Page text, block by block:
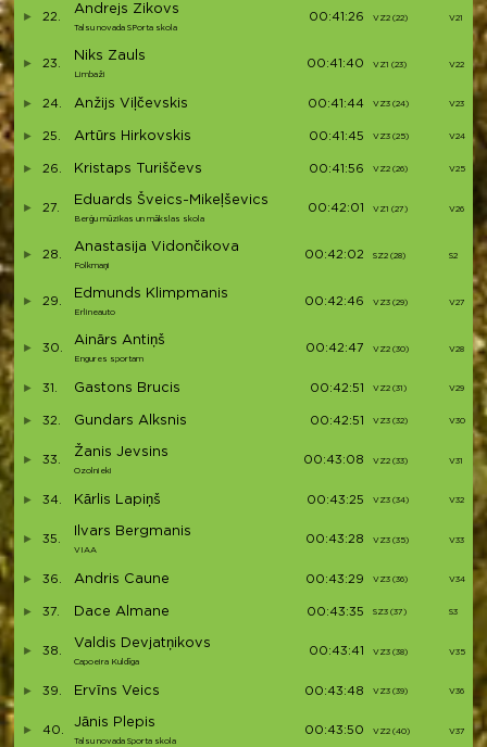
22.
Andrejs Zikovs
Talsu novada SPorta skola
00:41:26 VZ2 (22) V21
23.
Niks Zauls
Limbaži
00:41:40 VZ1 (23) V22
24. Anžijs Viļčevskis 00:41:44 VZ3 (24) V23
25. Artūrs Hirkovskis 00:41:45 VZ3 (25) V24
26. Kristaps Turiščevs 00:41:56 VZ2 (26) V25
27.
Eduards Šveics-Mikeļševics
Berģu mūzikas un mākslas skola
00:42:01 VZ1 (27) V26
28.
Anastasija Vidončikova
Folkmaņi
00:42:02 SZ2 (28) S2
29.
Edmunds Klimpmanis
Erlineauto
00:42:46 VZ3 (29) V27
30.
Ainārs Antiņš
Engures sportam
00:42:47 VZ2 (30) V28
31. Gastons Brucis 00:42:51 VZ2 (31) V29
32. Gundars Alksnis 00:42:51 VZ3 (32) V30
33.
Žanis Jevsins
Ozolnieki
00:43:08 VZ2 (33) V31
34. Kārlis Lapiņš 00:43:25 VZ3 (34) V32
35.
Ilvars Bergmanis
VIAA
00:43:28 VZ3 (35) V33
36. Andris Caune 00:43:29 VZ3 (36) V34
37. Dace Almane 00:43:35 SZ3 (37) S3
38.
Valdis Devjatņikovs
Capoeira Kuldīga
00:43:41 VZ3 (38) V35
39. Ervīns Veics 00:43:48 VZ3 (39) V36
40.
Jānis Plepis
Talsu novada Sporta skola
00:43:50 VZ2 (40) V37